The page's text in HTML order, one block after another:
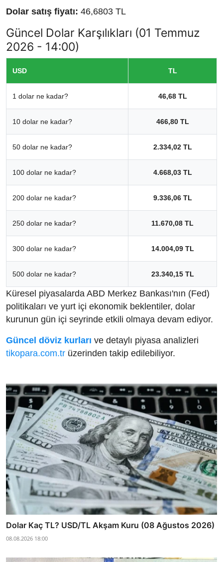
Dolar satış fiyatı: 46,6803 TL
Güncel Dolar Karşılıkları (01 Temmuz
2026 - 14:00)
USD TL
1 dolar ne kadar? 46,68 TL
10 dolar ne kadar? 466,80 TL
50 dolar ne kadar? 2.334,02 TL
100 dolar ne kadar? 4.668,03 TL
200 dolar ne kadar? 9.336,06 TL
250 dolar ne kadar? 11.670,08 TL
300 dolar ne kadar? 14.004,09 TL
500 dolar ne kadar? 23.340,15 TL
Küresel piyasalarda ABD Merkez Bankası'nın (Fed)
politikaları ve yurt içi ekonomik beklentiler, dolar
kurunun gün içi seyrinde etkili olmaya devam ediyor.
Güncel döviz kurları ve detaylı piyasa analizleri
tikopara.com.tr üzerinden takip edilebiliyor.
Dolar Kaç TL? USD/TL Akşam Kuru (08 Ağustos 2026)
08.08.2026 18:00